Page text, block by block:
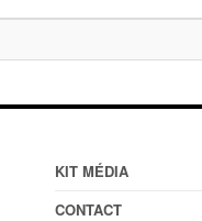
KIT MÉDIA
CONTACT